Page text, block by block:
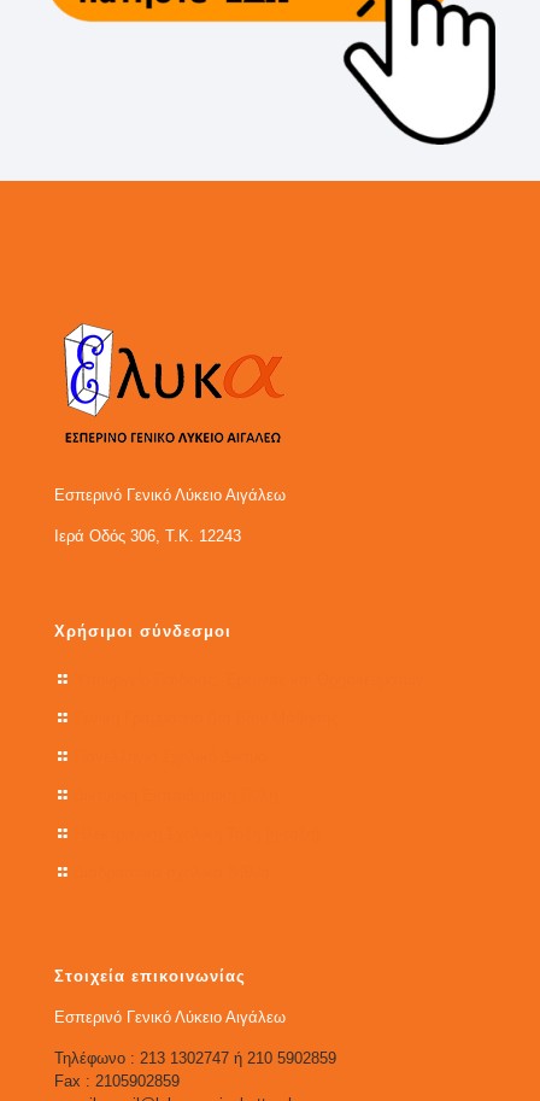
Εσπερινό Γενικό Λύκειο Αιγάλεω
Ιερά Οδός 306, Τ.Κ. 12243
Χρήσιμοι σύνδεσμοι
Στοιχεία επικοινωνίας
Εσπερινό Γενικό Λύκειο Αιγάλεω
Τηλέφωνο : 213 1302747 ή 210 5902859
Fax : 2105902859